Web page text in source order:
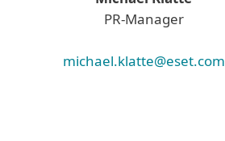
PR-Manager
michael.klatte@eset.com